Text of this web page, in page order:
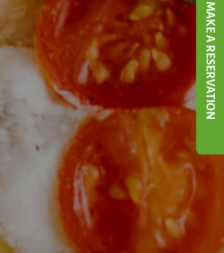
MAKE A RESERVATION